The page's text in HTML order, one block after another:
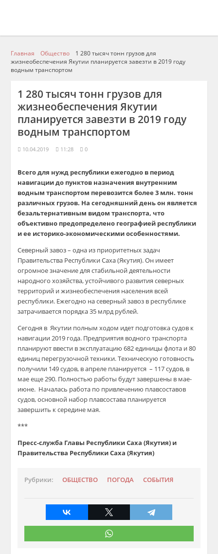
Главная Общество
1 280 тысяч тонн грузов для
жизнеобеспечения Якутии планируется завезти в 2019 году
водным транспортом
1 280 тысяч тонн грузов для
жизнеобеспечения Якутии
планируется завезти в 2019 году
водным транспортом
10.04.2019 11:28 0
Всего для нужд республики ежегодно в период
навигации до пунктов назначения внутренним
водным транспортом перевозится более 3 млн. тонн
различных грузов. На сегодняшний день он является
безальтернативным видом транспорта, что
объективно предопределено географией республики
и ее историко-экономическими особенностями.
Северный завоз – одна из приоритетных задач
Правительства Республики Саха (Якутия). Он имеет
огромное значение для стабильной деятельности
народного хозяйства, устойчивого развития северных
территорий и жизнеобеспечения населения всей
республики. Ежегодно на северный завоз в республике
затрачивается порядка 35 млрд рублей.
Сегодня в Якутии полным ходом идет подготовка судов к
навигации 2019 года. Предприятия водного транспорта
планируют ввести в эксплуатацию 682 единицы флота и 80
единиц перегрузочной техники. Техническую готовность
получили 149 судов, в апреле планируется – 117 судов, в
мае еще 290. Полностью работы будут завершены в мае-
июне. Началась работа по привлечению плавсоставов
судов, основной набор плавсостава планируется
завершить к середине мая.
***
Пресс-служба Главы Республики Саха (Якутия) и
Правительства Республики Саха (Якутия)
Рубрики: ОБЩЕСТВО ПОГОДА СОБЫТИЯ